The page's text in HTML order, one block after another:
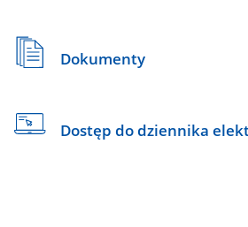
Dokumenty
Dostęp do dziennika